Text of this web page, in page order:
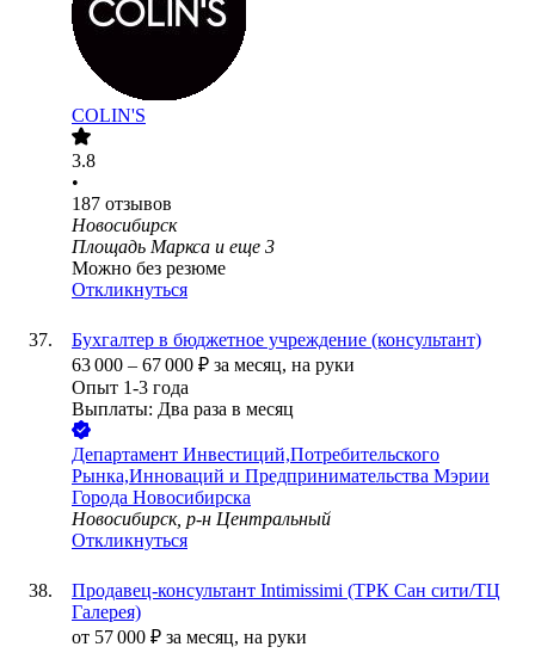
COLIN'S
3.8
•
187 отзывов
Новосибирск
Площадь Маркса и еще 3
Можно без резюме
Откликнуться
Бухгалтер в бюджетное учреждение (консультант)
63 000 – 67 000 ₽ за месяц, на руки
Опыт 1-3 года
Выплаты: Два раза в месяц
Департамент Инвестиций,Потребительского
Рынка,Инноваций и Предпринимательства Мэрии
Города Новосибирска
Новосибирск, р-н Центральный
Откликнуться
Продавец-консультант Intimissimi (ТРК Сан сити/ТЦ
Галерея)
от 57 000 ₽ за месяц, на руки